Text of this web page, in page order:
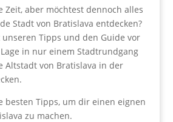
Zeit, aber möchtest dennoch alles
Stadt von Bratislava entdecken?
Tipps und den Guide vor
in nur einem Stadtrundgang
Altstadt von Bratislava in der
besten Tipps, um dir einen eignen
zu machen.